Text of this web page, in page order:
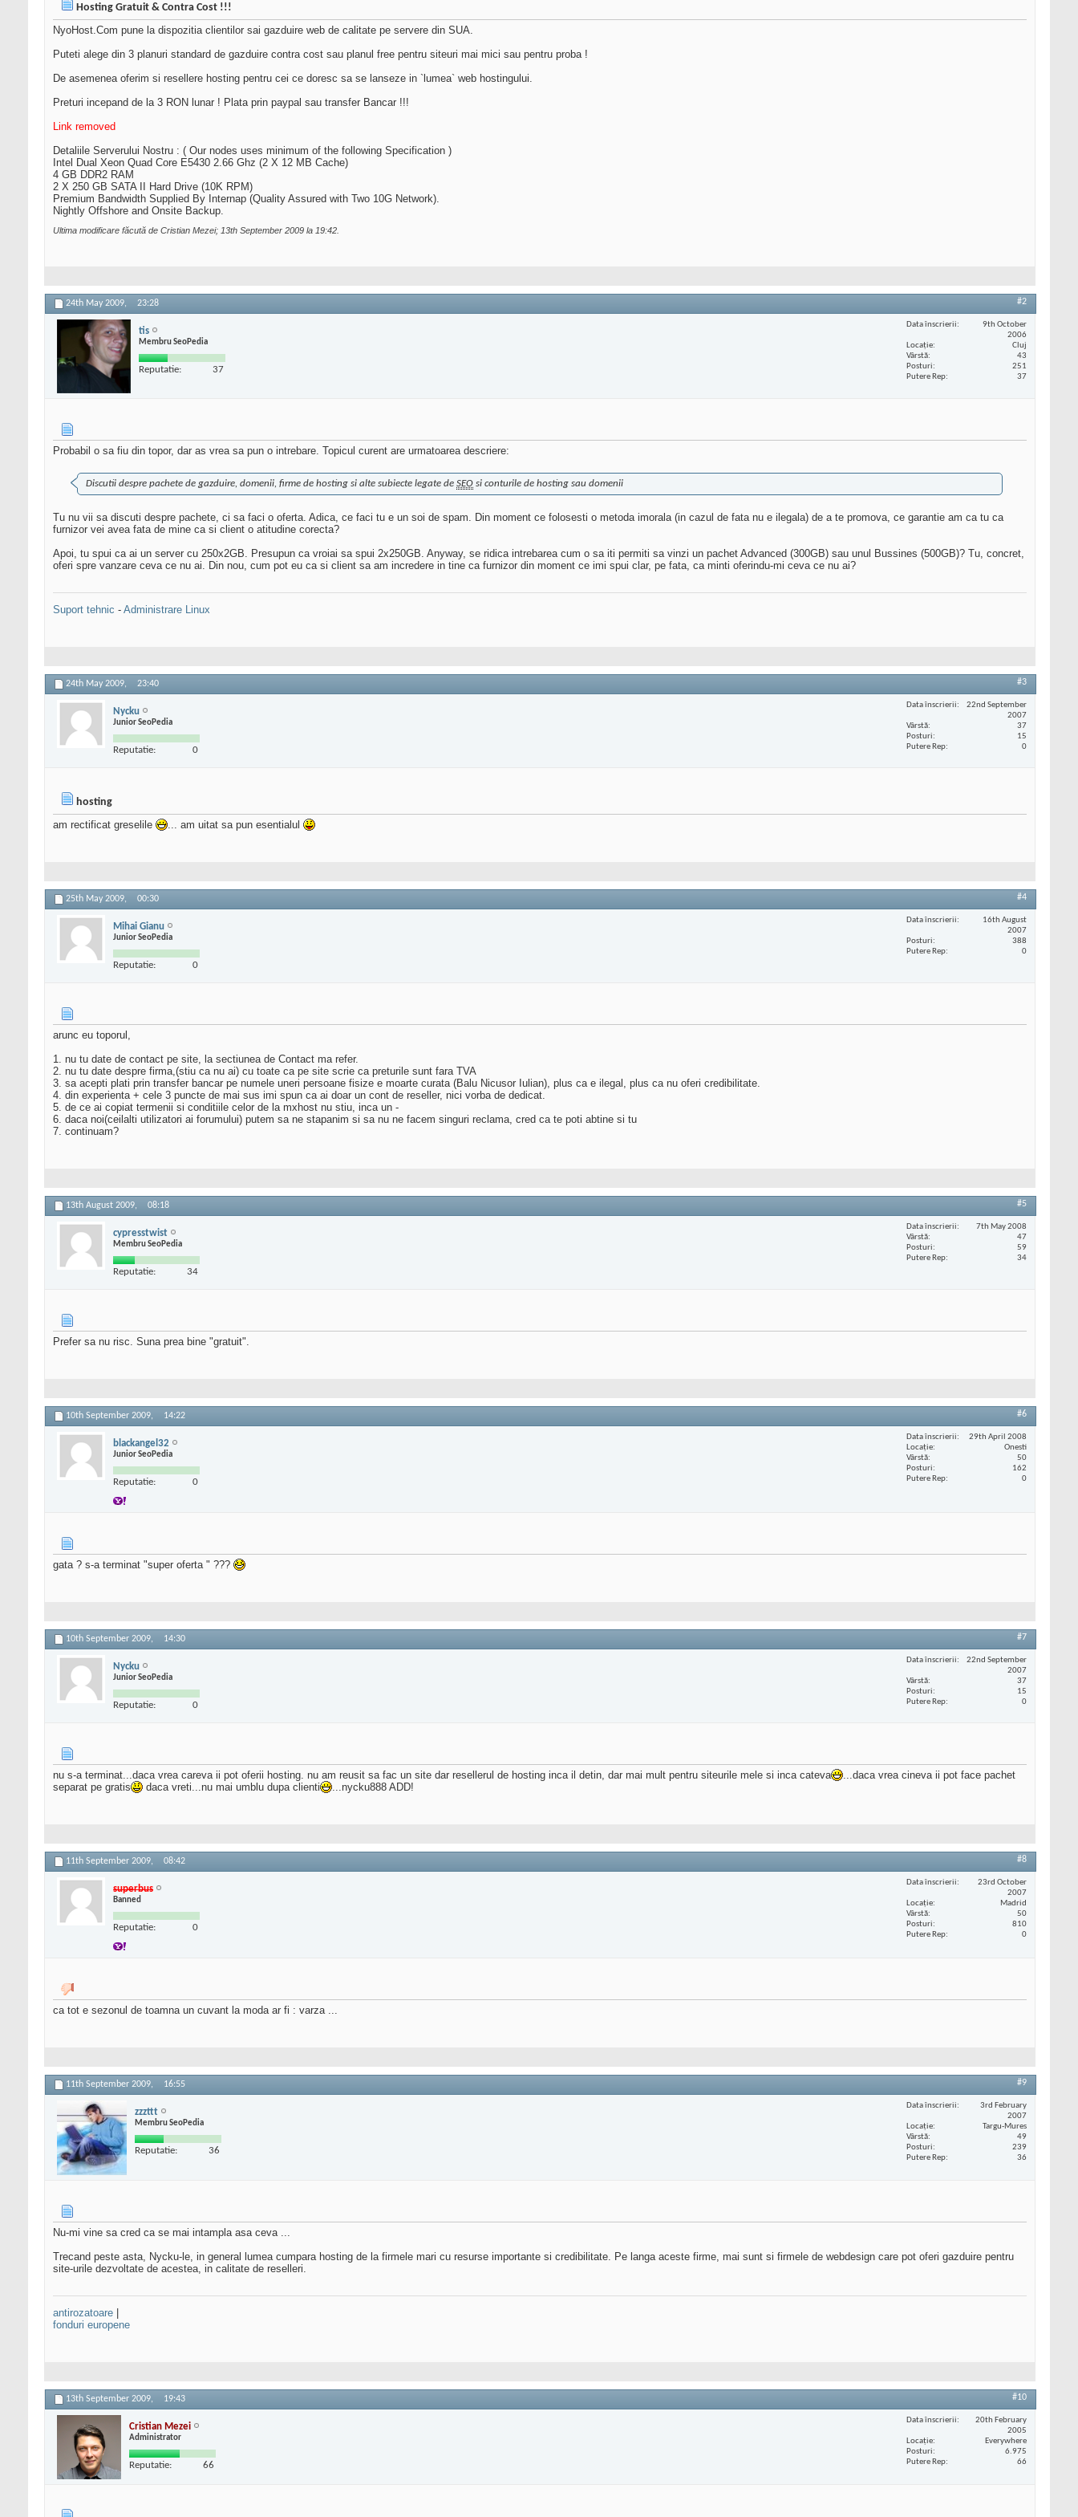
Hosting Gratuit & Contra Cost !!!
NyoHost.Com pune la dispozitia clientilor sai gazduire web de calitate pe servere din SUA.
Puteti alege din 3 planuri standard de gazduire contra cost sau planul free pentru siteuri mai mici sau pentru proba !
De asemenea oferim si resellere hosting pentru cei ce doresc sa se lanseze in `lumea` web hostingului.
Preturi incepand de la 3 RON lunar ! Plata prin paypal sau transfer Bancar !!!
Link removed
Detaliile Serverului Nostru : ( Our nodes uses minimum of the following Specification )
Intel Dual Xeon Quad Core E5430 2.66 Ghz (2 X 12 MB Cache)
4 GB DDR2 RAM
2 X 250 GB SATA II Hard Drive (10K RPM)
Premium Bandwidth Supplied By Internap (Quality Assured with Two 10G Network).
Nightly Offshore and Onsite Backup.
Ultima modificare făcută de Cristian Mezei; 13th September 2009 la 19:42
24th May 2009, 23:28 #2
tis
Membru SeoPedia
Reputatie: 37
Data înscrierii
9th October
2006
Locaţie
Cluj
Vârstă
43
Posturi
251
Putere Rep
37
Probabil o sa fiu din topor, dar as vrea sa pun o intrebare. Topicul curent are urmatoarea descriere:
Discutii despre pachete de gazduire, domenii, firme de hosting si alte subiecte legate de SEO si conturile de hosting sau domenii
Tu nu vii sa discuti despre pachete, ci sa faci o oferta. Adica, ce faci tu e un soi de spam. Din moment ce folosesti o metoda imorala (in cazul de fata nu e ilegala) de a te promova, ce garantie am ca tu ca
furnizor vei avea fata de mine ca si client o atitudine corecta?
Apoi, tu spui ca ai un server cu 250x2GB. Presupun ca vroiai sa spui 2x250GB. Anyway, se ridica intrebarea cum o sa iti permiti sa vinzi un pachet Advanced (300GB) sau unul Bussines (500GB)? Tu, concret,
oferi spre vanzare ceva ce nu ai. Din nou, cum pot eu ca si client sa am incredere in tine ca furnizor din moment ce imi spui clar, pe fata, ca minti oferindu-mi ceva ce nu ai?
Suport tehnic - Administrare Linux
24th May 2009, 23:40 #3
Nycku
Junior SeoPedia
Reputatie: 0
Data înscrierii
22nd September
2007
Vârstă
37
Posturi
15
Putere Rep
0
hosting
am rectificat greselile
... am uitat sa pun esentialul
25th May 2009, 00:30 #4
Mihai Gianu
Junior SeoPedia
Reputatie: 0
Data înscrierii
16th August
2007
Posturi
388
Putere Rep
0
arunc eu toporul,
1. nu tu date de contact pe site, la sectiunea de Contact ma refer.
2. nu tu date despre firma,(stiu ca nu ai) cu toate ca pe site scrie ca preturile sunt fara TVA
3. sa acepti plati prin transfer bancar pe numele uneri persoane fisize e moarte curata (Balu Nicusor Iulian), plus ca e ilegal, plus ca nu oferi credibilitate.
4. din experienta + cele 3 puncte de mai sus imi spun ca ai doar un cont de reseller, nici vorba de dedicat.
5. de ce ai copiat termenii si conditiile celor de la mxhost nu stiu, inca un -
6. daca noi(ceilalti utilizatori ai forumului) putem sa ne stapanim si sa nu ne facem singuri reclama, cred ca te poti abtine si tu
7. continuam?
13th August 2009, 08:18 #5
cypresstwist
Membru SeoPedia
Reputatie: 34
Data înscrierii
7th May 2008
Vârstă
47
Posturi
59
Putere Rep
34
Prefer sa nu risc. Suna prea bine "gratuit".
10th September 2009, 14:22 #6
blackangel32
Junior SeoPedia
Reputatie: 0
Data înscrierii
29th April 2008
Locaţie
Onesti
Vârstă
50
Posturi
162
Putere Rep
0
gata ? s-a terminat "super oferta " ???
10th September 2009, 14:30 #7
Nycku
Junior SeoPedia
Reputatie: 0
Data înscrierii
22nd September
2007
Vârstă
37
Posturi
15
Putere Rep
0
nu s-a terminat...daca vrea careva ii pot oferii hosting. nu am reusit sa fac un site dar resellerul de hosting inca il detin, dar mai mult pentru siteurile mele si inca cateva
...daca vrea cineva ii pot face pachet
separat pe gratis
daca vreti...nu mai umblu dupa clienti ...nycku888 ADD!
11th September 2009, 08:42 #8
superbus
Banned
Reputatie: 0
Data înscrierii
23rd October
2007
Locaţie
Madrid
Vârstă
50
Posturi
810
Putere Rep
0
ca tot e sezonul de toamna un cuvant la moda ar fi : varza ...
11th September 2009, 16:55 #9
zzzttt
Membru SeoPedia
Reputatie: 36
Data înscrierii
3rd February
2007
Locaţie
Targu-Mures
Vârstă
49
Posturi
239
Putere Rep
36
Nu-mi vine sa cred ca se mai intampla asa ceva ...
Trecand peste asta, Nycku-le, in general lumea cumpara hosting de la firmele mari cu resurse importante si credibilitate. Pe langa aceste firme, mai sunt si firmele de webdesign care pot oferi gazduire pentru
site-urile dezvoltate de acestea, in calitate de reselleri.
antirozatoare
fonduri europene
13th September 2009, 19:43 #10
Cristian Mezei
Administrator
Reputatie: 66
Data înscrierii
20th February
2005
Locaţie
Everywhere
Posturi
6.975
Putere Rep
66